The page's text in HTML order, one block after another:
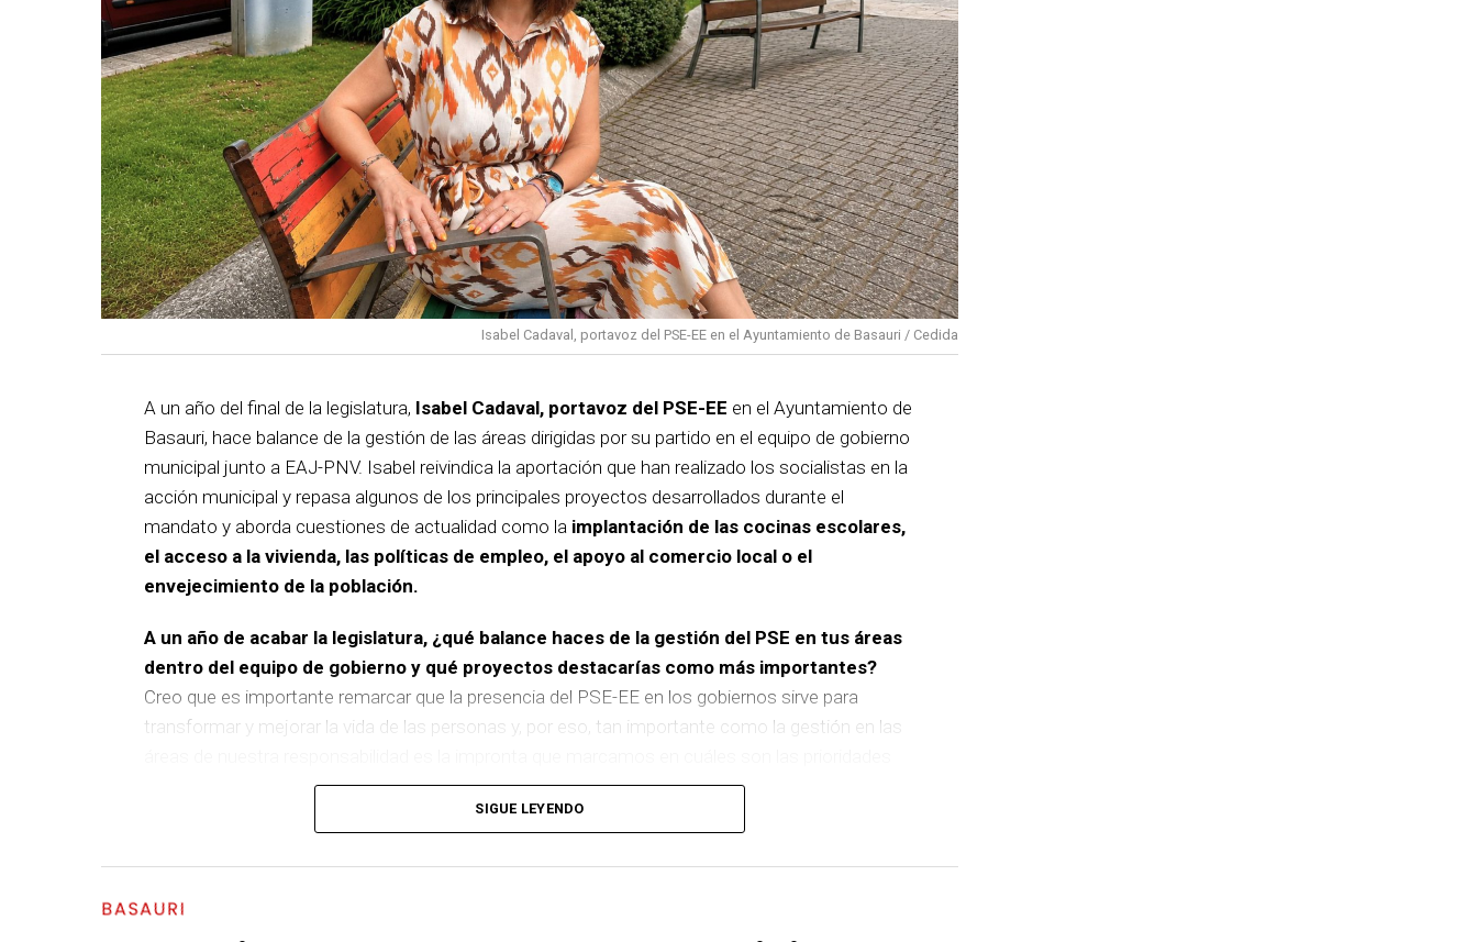
Isabel Cadaval, portavoz del PSE-EE en el Ayuntamiento de Basauri / Cedida
A un año del final de la legislatura, Isabel Cadaval, portavoz del PSE-EE en el Ayuntamiento de
Basauri, hace balance de la gestión de las áreas dirigidas por su partido en el equipo de gobierno
municipal junto a EAJ-PNV. Isabel reivindica la aportación que han realizado los socialistas en la
acción municipal y repasa algunos de los principales proyectos desarrollados durante el
mandato y aborda cuestiones de actualidad como la implantación de las cocinas escolares,
el acceso a la vivienda, las políticas de empleo, el apoyo al comercio local o el
envejecimiento de la población.
A un año de acabar la legislatura, ¿qué balance haces de la gestión del PSE en tus áreas
dentro del equipo de gobierno y qué proyectos destacarías como más importantes?
Creo que es importante remarcar que la presencia del PSE-EE en los gobiernos sirve para
transformar y mejorar la vida de las personas y, por eso, tan importante como la gestión en las
del equipo de gobierno.
En ese sentido, destacaría la construcción decinco ascensores para garantizar la accesibilidad
entre El Kalero y Basozelai. Es una actuación que transformará la movilidad y la accesibilidad de
los vecinos y vecinas de esa zona y que simboliza muy bien el Basauri por el que trabajamos:
SIGUE LEYENDO
BASAURI